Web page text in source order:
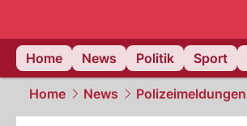
Home
News Politik Sport
Home News Polizeimeldungen